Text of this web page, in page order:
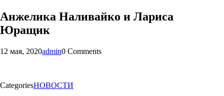
Анжелика Наливайко и Лариса
Юращик
12 мая, 2020admin0 Comments
CategoriesНОВОСТИ